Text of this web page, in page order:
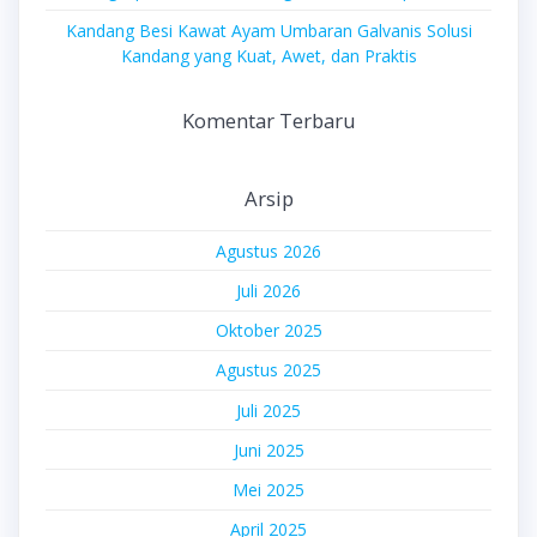
Kandang Besi Kawat Ayam Umbaran Galvanis Solusi
Kandang yang Kuat, Awet, dan Praktis
Komentar Terbaru
Arsip
Agustus 2026
Juli 2026
Oktober 2025
Agustus 2025
Juli 2025
Juni 2025
Mei 2025
April 2025